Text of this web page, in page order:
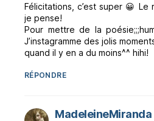
Félicitations, c’est super 😀
je pense!
Pour mettre de la
J’instagramme des jolis
quand il y en a du moins^^ hihi!
RÉPONDRE
MadeleineMiranda